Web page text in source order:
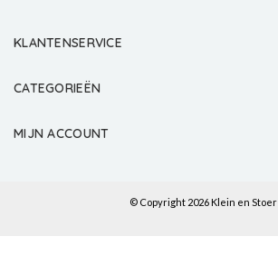
KLANTENSERVICE
CATEGORIEËN
MIJN ACCOUNT
© Copyright 2026 Klein en Stoer